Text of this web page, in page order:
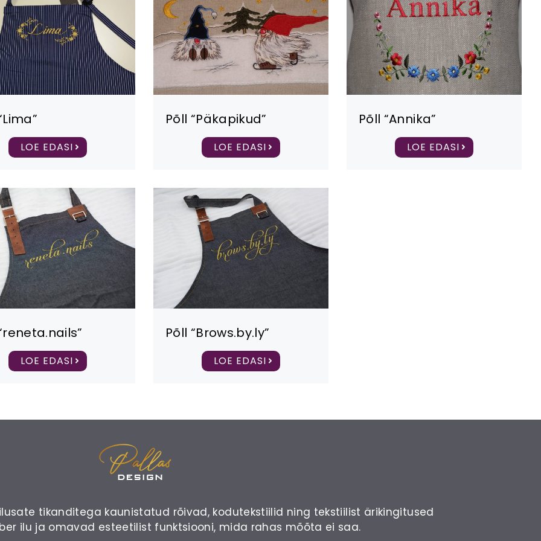
LOE EDASI
Põll “Päkapikud”
LOE EDASI
Põll “Annika”
LOE EDASI
LOE EDASI
Põll “Brows.by.ly”
LOE EDASI
tikanditega kaunistatud rõivad, kodutekstiilid ning tekstiilist ärikingitused
ilu ja omavad esteetilist funktsiooni, mida rahas mõõta ei saa.